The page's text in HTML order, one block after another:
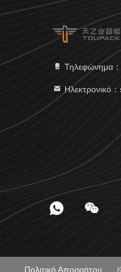
Τηλεφώνημα
Ηλεκτρονικό
Πολιτική Απορρήτου